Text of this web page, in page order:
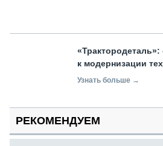
«Трактородеталь»:
к модернизации
Узнать больше →
РЕКОМЕНДУЕМ